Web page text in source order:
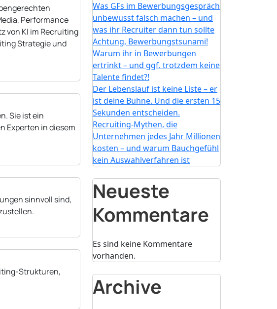
Performance
von KI im Recruiting
Strategie und
Sie ist ein
Experten in diesem
sinnvoll sind,
Strukturen,
Was GFs im Bewerbungsgespräch
unbewusst falsch machen – und
was ihr Recruiter dann tun sollte
Achtung, Bewerbungstsunami!
Warum ihr in Bewerbungen
ertrinkt – und ggf. trotzdem keine
Talente findet?!
Der Lebenslauf ist keine Liste – er
ist deine Bühne. Und die ersten 15
Sekunden entscheiden.
Recruiting-Mythen, die
Unternehmen jedes Jahr Millionen
kosten – und warum Bauchgefühl
kein Auswahlverfahren ist
Neueste
Kommentare
Es sind keine Kommentare
vorhanden.
Archive